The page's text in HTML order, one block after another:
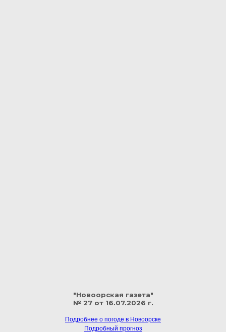
"Новоорская газета"
№ 27 от 16.07.2026 г.
Подробнее о погоде в Новоорске
Подробный прогноз